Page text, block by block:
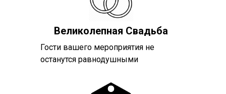
Гости вашего мероприятия не
останутся равнодушными
Великолепная Свадьба